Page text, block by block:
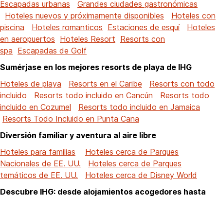
Escapadas urbanas
Grandes ciudades gastronómicas
Hoteles nuevos y próximamente disponibles
Hoteles con
piscina
Hoteles romanticos Estaciones de esquí
Hoteles
en aeropuertos Hoteles Resort Resorts con
spa Escapadas de Golf
Sumérjase en los mejores resorts de playa de IHG
Hoteles de playa
Resorts en el Caribe
Resorts con todo
incluido
Resorts todo incluido en Cancún
Resorts todo
incluido en Cozumel
Resorts todo incluido en Jamaica
Resorts Todo Incluido en Punta Cana
Diversión familiar y aventura al aire libre
Hoteles para familias
Hoteles cerca de Parques
Nacionales de EE. UU.
Hoteles cerca de Parques
temáticos de EE. UU.
Hoteles cerca de Disney World
Descubre IHG: desde alojamientos acogedores hasta